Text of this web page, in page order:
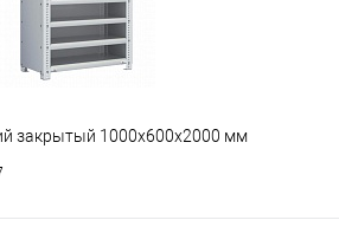
закрытый 1000х600х2000 мм